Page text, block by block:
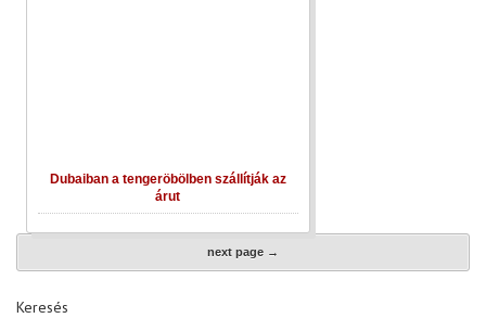
Dubaiban a tengeröbölben szállítják az
árut
next page →
Keresés